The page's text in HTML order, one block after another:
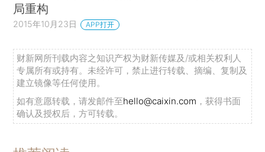
局重构
2015年10月23日 APP打开
财新网所刊载内容之知识产权为财新传媒及/或相关权利人
专属所有或持有。未经许可，禁止进行转载、摘编、复制及
建立镜像等任何使用。
如有意愿转载，请发邮件至hello@caixin.com ，获得书面
确认及授权后，方可转载。